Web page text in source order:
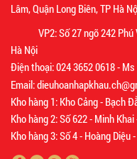
Lâm, Quận Long Biên, TP Hà
VP2: Số 27 ngõ 242 Phú
Hà Nội
Điện thoại: 024 3652 0618 -
Email:
Kho hàng 1: Kho Cảng - Bạch
Kho hàng 2: Số 622 - Minh
Kho hàng 3: Số 4 - Hoàng Diệu